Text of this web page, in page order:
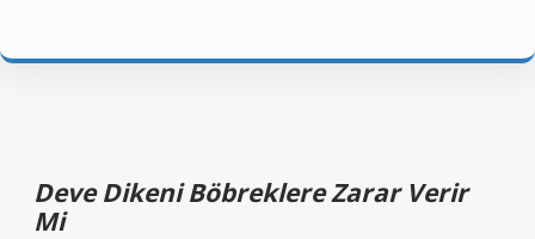
Deve Dikeni Böbreklere Zarar Verir
Mi